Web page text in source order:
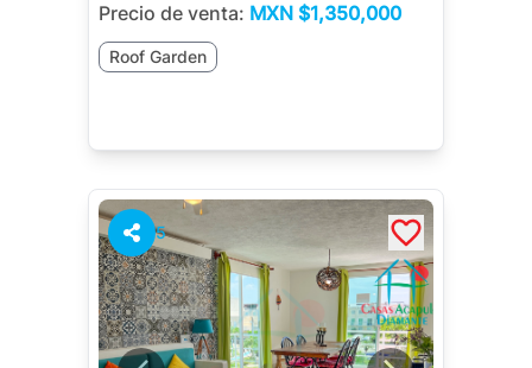
Precio de venta: MXN $1,350,000
Roof Garden
5